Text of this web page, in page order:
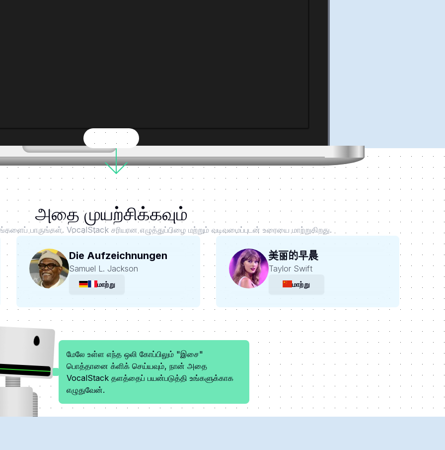
அதை முயற்சிக்கவும்
பாருங்கள். VocalStack சரியான எழுத்துப்பிழை மற்றும் வடிவமைப்புடன் உரையை மாற்றுகிறது.
Die Aufzeichnungen
Samuel L. Jackson
மாற்று
美丽的早晨
Taylor Swift
மாற்று
மேலே உள்ள எந்த ஒலி கோப்பிலும் "இசை"
பொத்தானை க்ளிக் செய்யவும், நான் அதை
VocalStack தளத்தைப் பயன்படுத்தி உங்களுக்காக
எழுதுவேன்.